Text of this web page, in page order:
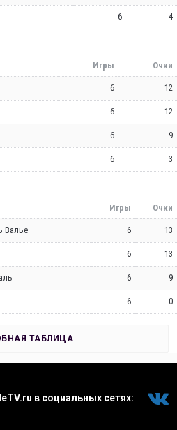
6 4
Игры Очки
6 12
6 12
6 9
6 3
Игры Очки
Валье 6 13
6 13
6 9
6 0
ТАБЛИЦА
в социальных сетях: